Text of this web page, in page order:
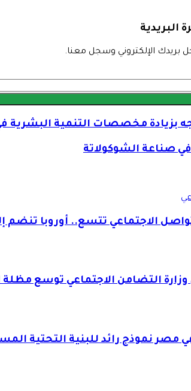
بريدك الإلكتروني وسجل معنا.
بزيادة مخصصات التنمية البشرية في
في صناعة الشوكولاتة
الاجتماعي تتسع.. أوروبا تنضم
التضامن الاجتماعي توسع مظلة
مصر نموذج رائد للبنية التحتية